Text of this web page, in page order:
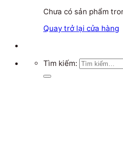
Chưa có sản phẩm
Quay trở lại cửa hàng
Tìm kiếm: